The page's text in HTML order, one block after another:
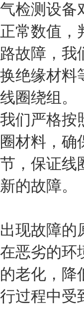
检测设
常数值
故障，
绝缘材
圈绕组。
们严格
材料，
，保证
的故障。
现故障
恶劣的
老化，
过程中